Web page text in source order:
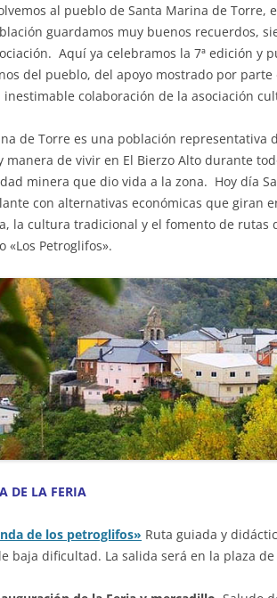
al pueblo de Santa Marina de Torre,
guardamos muy buenos recuerdos,
Aquí ya celebramos la 7ª edición y
del pueblo, del apoyo mostrado por
inestimable colaboración de la asociación
de Torre es una población representativa
manera de vivir en El Bierzo Alto durante
minera que dio vida a la zona. Hoy día
con alternativas económicas que giran
la cultura tradicional y el fomento de rutas
«Los Petroglifos».
DE LA FERIA
de los petroglifos» Ruta guiada y
baja dificultad. La salida será en la plaza